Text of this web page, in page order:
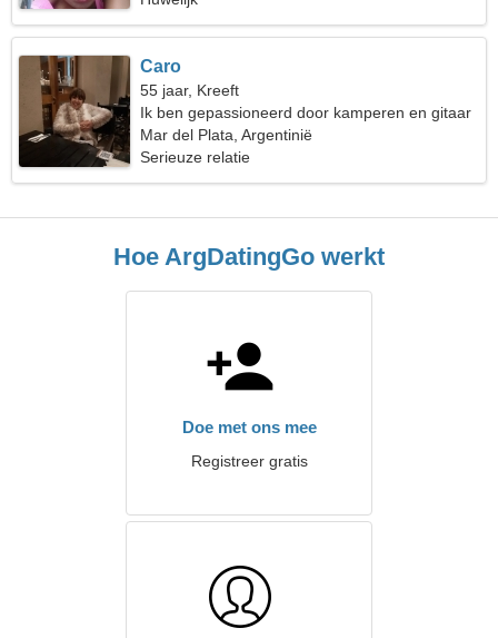
Caro
55 jaar, Kreeft
Ik ben gepassioneerd door kamperen en gitaar
Mar del Plata, Argentinië
Serieuze relatie
Hoe ArgDatingGo werkt
Doe met ons mee
Registreer gratis